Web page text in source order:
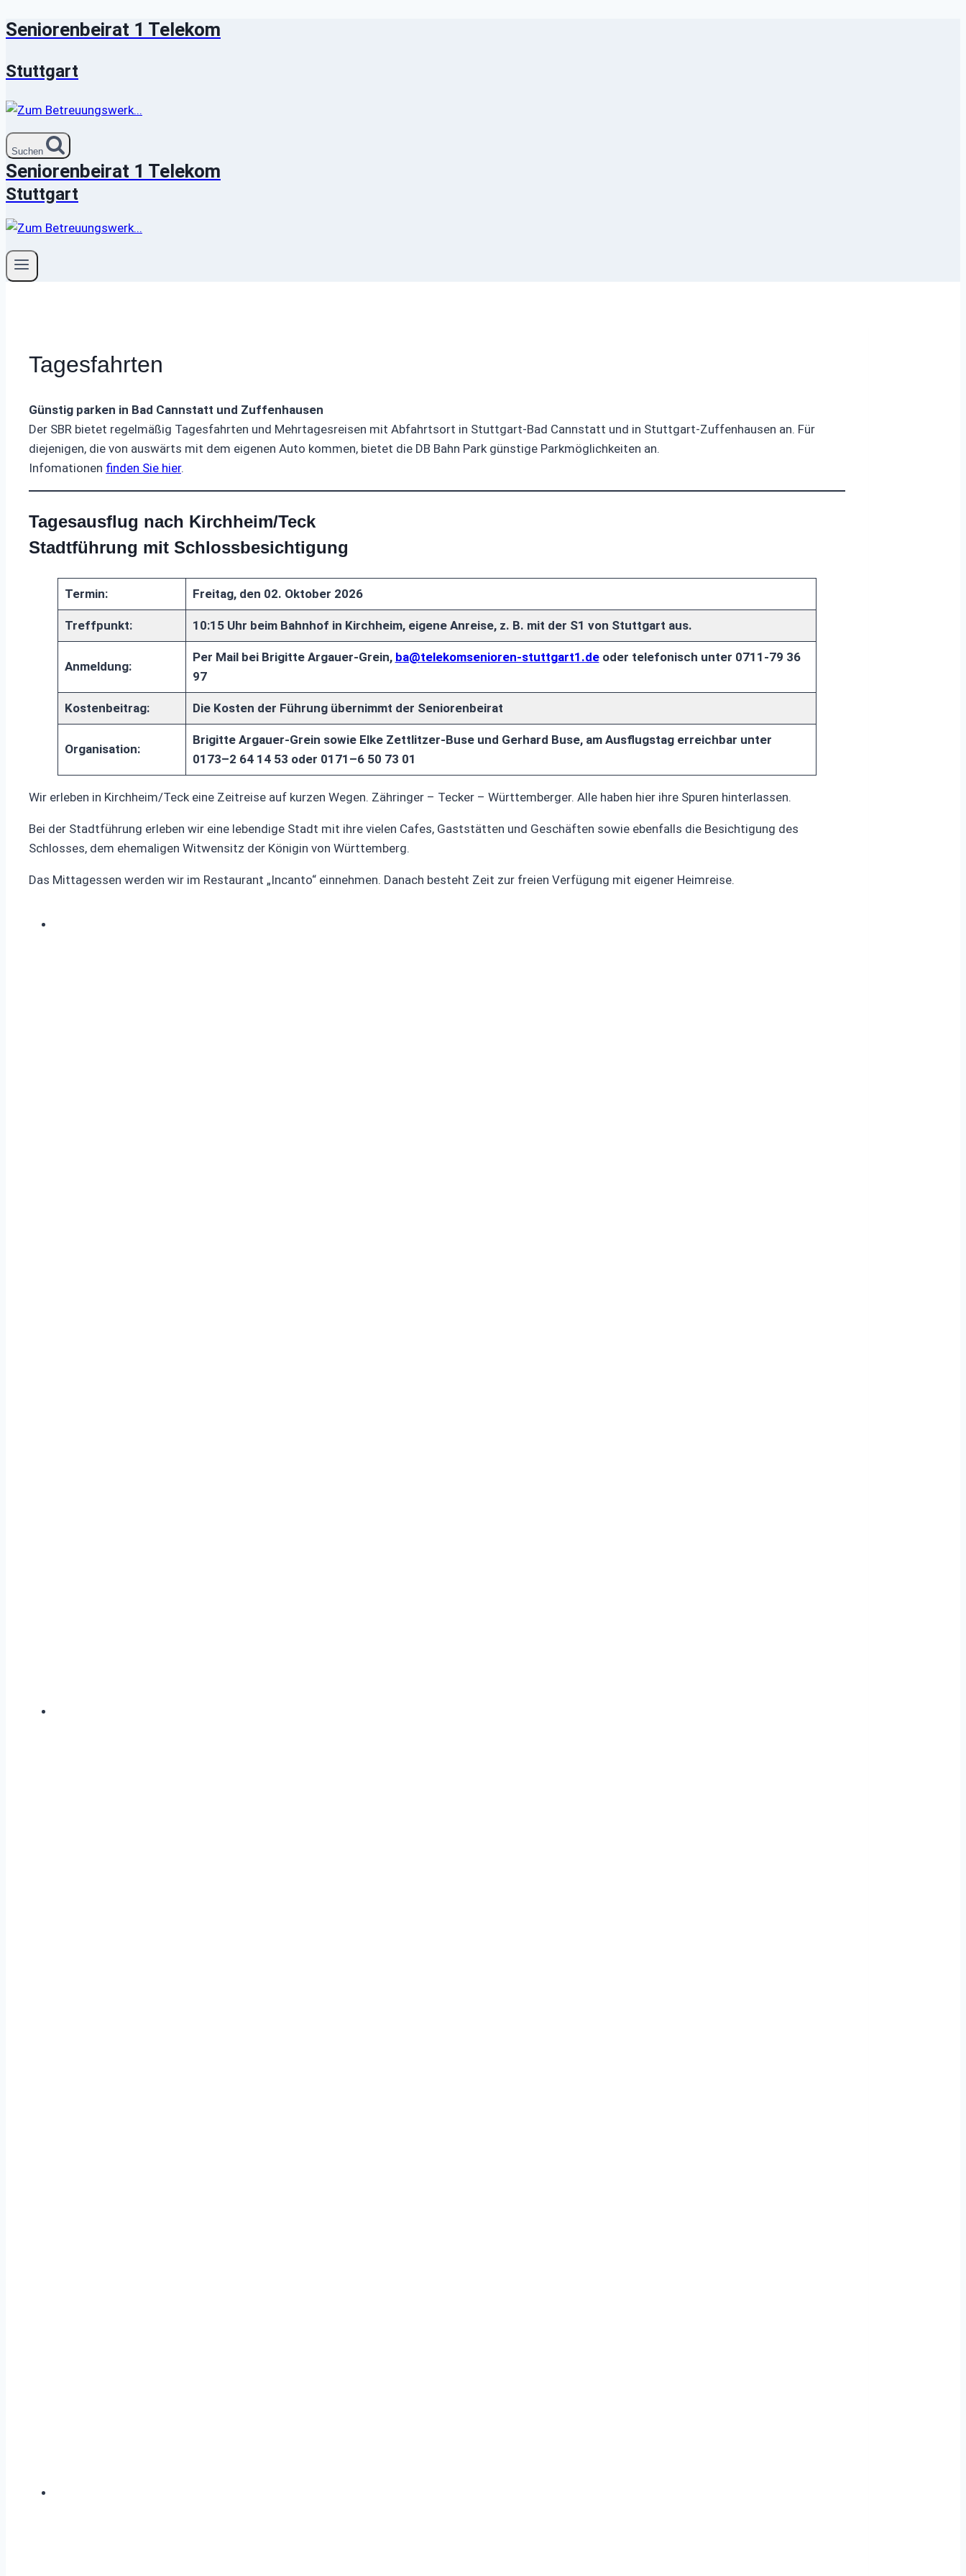
Zum
springen
Seniorenbeirat 1 Telekom
Stuttgart
Suchen
Seniorenbeirat 1 Telekom
Stuttgart
Tagesfahrten
Günstig parken in Bad Cannstatt und Zuffenhausen
Der SBR bietet regelmäßig Tagesfahrten und Mehrtagesreisen mit Abfahrtsort in Stuttgart-Bad Cannstatt und in Stuttgart-Zuffenhausen an. Für
diejenigen, die von auswärts mit dem eigenen Auto kommen, bietet die DB Bahn Park günstige Parkmöglichkeiten an.
Infomationen finden Sie hier.
Tagesausflug nach Kirchheim/Teck
Stadtführung mit Schlossbesichtigung
Termin: Freitag, den 02. Oktober 2026
Treffpunkt: 10:15 Uhr beim Bahnhof in Kirchheim, eigene Anreise, z. B. mit der S1 von Stuttgart aus.
Anmeldung:
Per Mail bei Brigitte Argauer-Grein, ba@telekomsenioren-stuttgart1.deoder telefonisch unter 0711-79 36
97
Kostenbeitrag: Die Kosten der Führung übernimmt der Seniorenbeirat
Organisation:
Brigitte Argauer-Grein sowie Elke Zettlitzer-Buse und Gerhard Buse, am Ausflugstag erreichbar unter
0173–2 64 14 53 oder 0171–6 50 73 01
Wir erleben in Kirchheim/Teck eine Zeitreise auf kurzen Wegen. Zähringer – Tecker – Württemberger. Alle haben hier ihre Spuren hinterlassen.
Bei der Stadtführung erleben wir eine lebendige Stadt mit ihre vielen Cafes, Gaststätten und Geschäften sowie ebenfalls die Besichtigung des
Schlosses, dem ehemaligen Witwensitz der Königin von Württemberg.
Das Mittagessen werden wir im Restaurant „Incanto“ einnehmen. Danach besteht Zeit zur freien Verfügung mit eigener Heimreise.